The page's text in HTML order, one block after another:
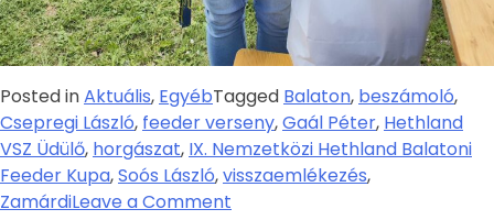
Posted inAktuális, EgyébTagged Balaton, beszámoló,
Csepregi László, feeder verseny,Gaál Péter, Hethland
VSZ Üdülő, horgászat, IX. Nemzetközi Hethland Balatoni
Feeder Kupa,Soós László,visszaemlékezés,
ZamárdiLeave a Comment